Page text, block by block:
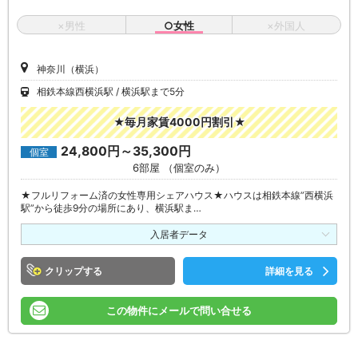
×男性 ○女性 ×外国人
神奈川（横浜）
相鉄本線西横浜駅
横浜駅まで5分
★毎月家賃4000円割引★
個室 24,800円～35,300円
6部屋 （個室のみ）
★フルリフォーム済の女性専用シェアハウス★ハウスは相鉄本線”西横浜
駅”から徒歩9分の場所にあり、横浜駅ま…
入居者データ
クリップ 詳細を見る
この物件にメールで問い合せる